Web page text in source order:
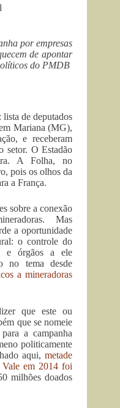
por empresas
de apontar
do PMDB
lista de deputados
Mariana (MG),
e receberam
setor. O Estadão
A Folha, no
pois os olhos da
a França.
sobre a conexão
Mas
a oportunidade
o controle do
e órgãos a ele
no tema desde
a mineradoras
que este ou
que se nomeie
a campanha
politicamente
aqui,metade
Vale em 2014 foi
milhões doados